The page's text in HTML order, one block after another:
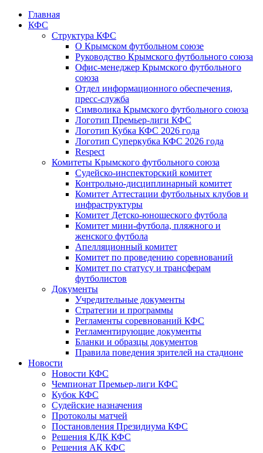
Главная
КФС
Структура КФС
О Крымском футбольном союзе
Руководство Крымского футбольного союза
Офис-менеджер Крымского футбольного
союза
Отдел информационного обеспечения,
пресс-служба
Символика Крымского футбольного союза
Логотип Премьер-лиги КФС
Логотип Кубка КФС 2026 года
Логотип Суперкубка КФС 2026 года
Respect
Комитеты Крымского футбольного союза
Судейско-инспекторский комитет
Контрольно-дисциплинарный комитет
Комитет Аттестации футбольных клубов и
инфраструктуры
Комитет Детско-юношеского футбола
Комитет мини-футбола, пляжного и
женского футбола
Апелляционный комитет
Комитет по проведению соревнований
Комитет по статусу и трансферам
футболистов
Документы
Учредительные документы
Стратегии и программы
Регламенты соревнований КФС
Регламентирующие документы
Бланки и образцы документов
Правила поведения зрителей на стадионе
Новости
Новости КФС
Чемпионат Премьер-лиги КФС
Кубок КФС
Судейские назначения
Протоколы матчей
Постановления Президиума КФС
Решения КДК КФС
Решения АК КФС